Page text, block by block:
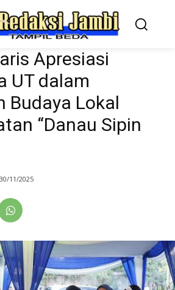
Apresiasi
UT dalam
Budaya Lokal
“Danau Sipin
30/11/2025